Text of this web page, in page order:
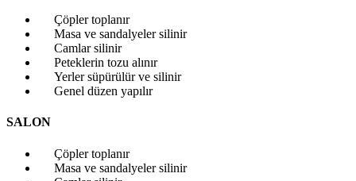
Çöpler toplanır
Masa ve sandalyeler silinir
Camlar silinir
Peteklerin tozu alınır
Yerler süpürülür ve silinir
Genel düzen yapılır
SALON
Çöpler toplanır
Masa ve sandalyeler silinir